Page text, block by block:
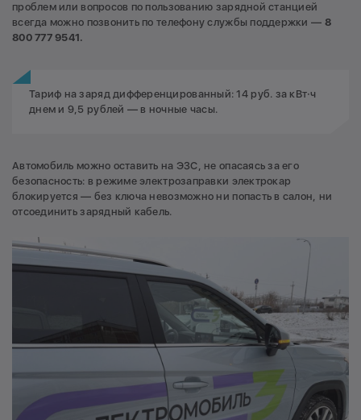
проблем или вопросов по пользованию зарядной станцией
всегда можно позвонить по телефону службы поддержки — 8
800 777 9541.
Тариф на заряд дифференцированный: 14 руб. за кВт·ч
днем и 9,5 рублей — в ночные часы.
Автомобиль можно оставить на ЭЗС, не опасаясь за его
безопасность: в режиме электрозаправки электрокар
блокируется — без ключа невозможно ни попасть в салон, ни
отсоединить зарядный кабель.